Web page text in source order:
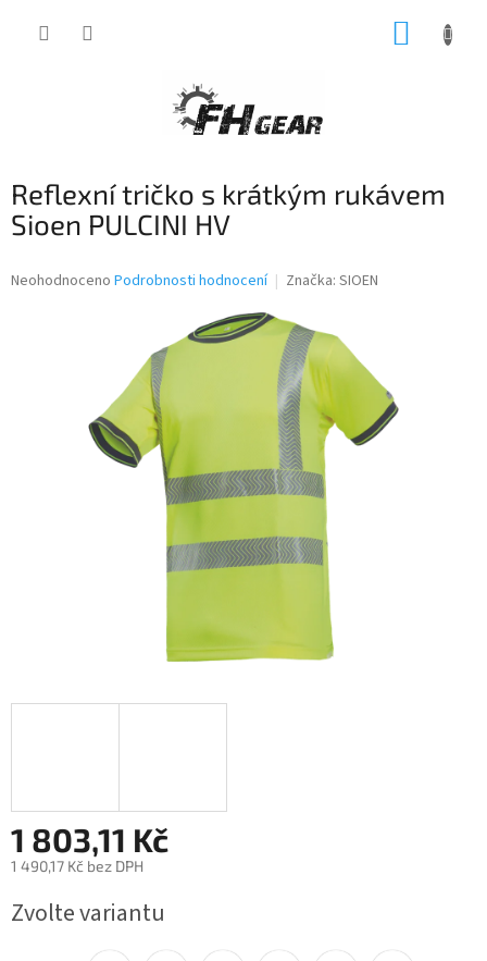
Reflexní tričko s krátkým rukávem
Sioen PULCINI HV
Průměrné
Neohodnoceno Podrobnosti hodnocení Značka: SIOEN
1 803,11 Kč
1 490,17 Kč bez DPH
cena:
Zvolte variantu